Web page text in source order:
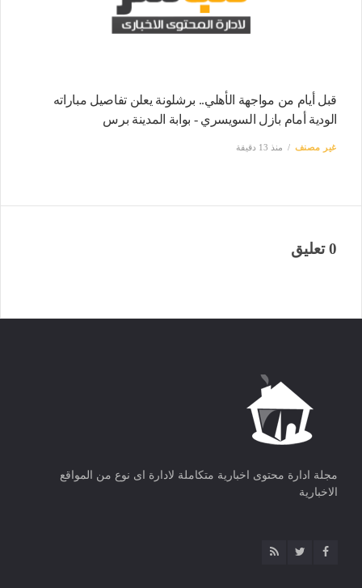
قبل أيام من مواجهة الأهلي.. برشلونة يعلن تفاصيل مباراته
الودية أمام بازل السويسري - بوابة المدينة برس
غير مصنف منذ 13 دقيقة
0 تعليق
مجلة ادارة محتوى اخبارية متكاملة لادارة اى نوع من المواقع
الاخبارية